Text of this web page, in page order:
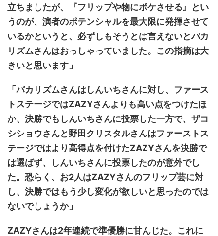
立ちましたが、『フリップや物にボケさせる』とい
うのが、演者のポテンシャルを最大限に発揮させて
いるかというと、必ずしもそうとは言えないとバカ
リズムさんはおっしゃっていました。この指摘は大
きいと思います」
「バカリズムさんはしんいちさんに対し、ファース
トステージではZAZYさんよりも高い点をつけたほ
か、決勝でもしんいちさんに投票した一方で、ザコ
シショウさんと野田クリスタルさんはファーストス
テージではより高得点を付けたZAZYさんを決勝で
は選ばず、しんいちさんに投票したのが意外でし
た。恐らく、お2人はZAZYさんのフリップ芸に対
し、決勝ではもう少し変化が欲しいと思ったのでは
ないでしょうか」
ZAZYさんは2年連続で準優勝に甘んじた。これに